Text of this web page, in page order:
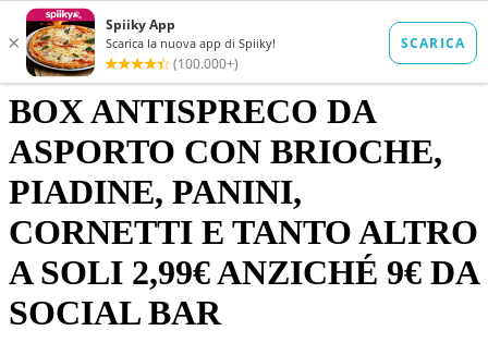
BOX ANTISPRECO DA
ASPORTO CON BRIOCHE,
PIADINE, PANINI,
CORNETTI E TANTO ALTRO
A SOLI 2,99€ ANZICHÉ 9€ DA
SOCIAL BAR